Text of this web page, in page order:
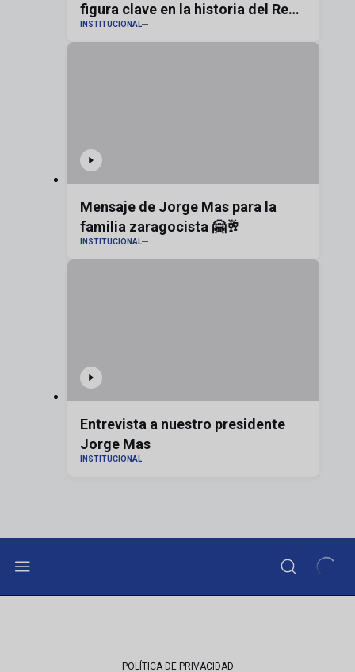
figura clave en la historia del Real
Zaragoza
INSTITUCIONAL
Mensaje de Jorge Mas para la
familia zaragocista 🤗🥂
INSTITUCIONAL
Entrevista a nuestro presidente
Jorge Mas
INSTITUCIONAL
POLÍTICA DE PRIVACIDAD